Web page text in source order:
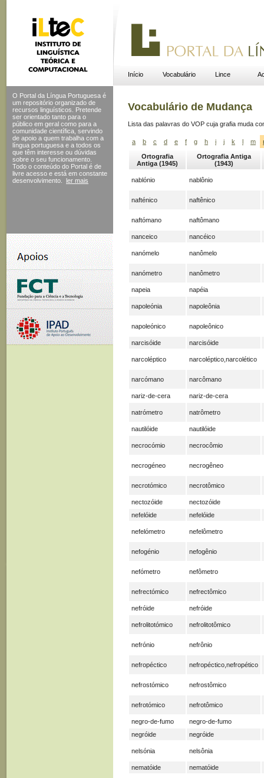
Início Vocabulário Lince
O Portal da Língua Portuguesa é
um repositório organizado de
recursos linguísticos. Pretende
ser orientado tanto para o
público em geral como para a
comunidade científica, servindo
de apoio a quem trabalha com a
língua portuguesa e a todos os
que têm interesse ou dúvidas
sobre o seu funcionamento.
Todo o conteúdo do Portal é de
livre acesso e está em constante
desenvolvimento.
ler mais
Vocabulário de Mudança
Lista das palavras do VOP cuja grafia muda
a b c d e f g h i j k l m
Ortografia
Antiga (1945)
Ortografia Antiga
(1943)
nablónio nablônio
nafténico naftênico
naftómano naftômano
nanceico nancéico
nanómelo nanômelo
nanómetro nanômetro
napeia napéia
napoleónia napoleônia
napoleónico napoleônico
narcisóide narcisóide
narcoléptico narcoléptico,narcolético
narcómano narcômano
nariz-de-cera nariz-de-cera
natrómetro natrômetro
nautilóide nautilóide
necrocómio necrocômio
necrogéneo necrogêneo
necrotómico necrotômico
nectozóide
nectozóide
nefelóide
nefelóide
nefelómetro nefelômetro
nefogénio nefogênio
nefómetro nefômetro
nefrectómico nefrectômico
nefróide nefróide
nefrolitotómico nefrolitotômico
nefrónio nefrônio
nefropéctico nefropéctico,nefropético
nefrostómico nefrostômico
nefrotómico nefrotômico
negro-de-fumo
negro-de-fumo
negróide
negróide
nelsónia nelsônia
nematóide nematóide